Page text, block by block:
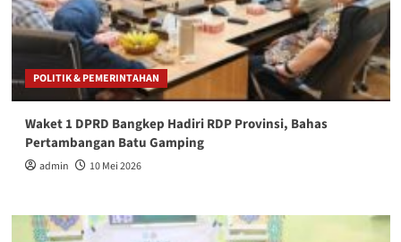
POLITIK & PEMERINTAHAN
Waket 1 DPRD Bangkep Hadiri RDP Provinsi, Bahas
Pertambangan Batu Gamping
admin 10 Mei 2026